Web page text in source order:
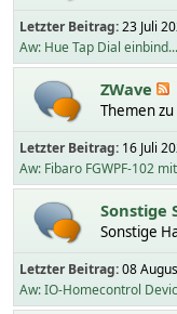
Letzter Beitrag:23 Juli
Aw: Hue Tap Dial einbind...
ZWave
Themen zu
Letzter Beitrag: 16 Juli
Aw: Fibaro FGWPF-102
Sonstige
Sonstige
Letzter Beitrag:08
Aw: IO-Homecontrol